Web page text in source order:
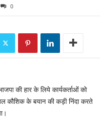
0
की हार के लिये कार्यकर्ताओं को
कौशिक के बयान की कड़ी निंदा करते